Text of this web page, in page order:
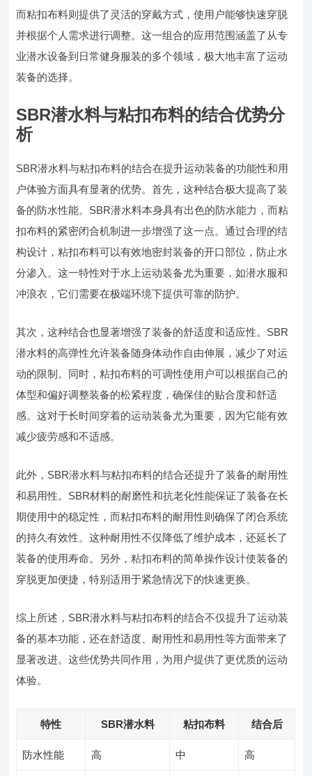
而粘扣布料则提供了灵活的穿戴方式，使用户能够快速穿脱
并根据个人需求进行调整。这一组合的应用范围涵盖了从专
业潜水设备到日常健身服装的多个领域，极大地丰富了运动
装备的选择。
SBR潜水料与粘扣布料的结合优势分
析
SBR潜水料与粘扣布料的结合在提升运动装备的功能性和用
户体验方面具有显著的优势。首先，这种结合极大提高了装
备的防水性能。SBR潜水料本身具有出色的防水能力，而粘
扣布料的紧密闭合机制进一步增强了这一点。通过合理的结
构设计，粘扣布料可以有效地密封装备的开口部位，防止水
分渗入。这一特性对于水上运动装备尤为重要，如潜水服和
冲浪衣，它们需要在极端环境下提供可靠的防护。
其次，这种结合也显著增强了装备的舒适度和适应性。SBR
潜水料的高弹性允许装备随身体动作自由伸展，减少了对运
动的限制。同时，粘扣布料的可调性使用户可以根据自己的
体型和偏好调整装备的松紧程度，确保佳的贴合度和舒适
感。这对于长时间穿着的运动装备尤为重要，因为它能有效
减少疲劳感和不适感。
此外，SBR潜水料与粘扣布料的结合还提升了装备的耐用性
和易用性。SBR材料的耐磨性和抗老化性能保证了装备在长
期使用中的稳定性，而粘扣布料的耐用性则确保了闭合系统
的持久有效性。这种耐用性不仅降低了维护成本，还延长了
装备的使用寿命。另外，粘扣布料的简单操作设计使装备的
穿脱更加便捷，特别适用于紧急情况下的快速更换。
综上所述，SBR潜水料与粘扣布料的结合不仅提升了运动装
备的基本功能，还在舒适度、耐用性和易用性等方面带来了
显著改进。这些优势共同作用，为用户提供了更优质的运动
体验。
特性 SBR潜水料 粘扣布料 结合后
防水性能 高 中 高